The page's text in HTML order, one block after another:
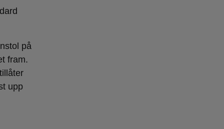
på
fram.
upp